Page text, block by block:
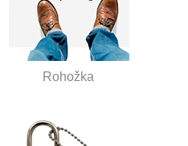
Rohožka